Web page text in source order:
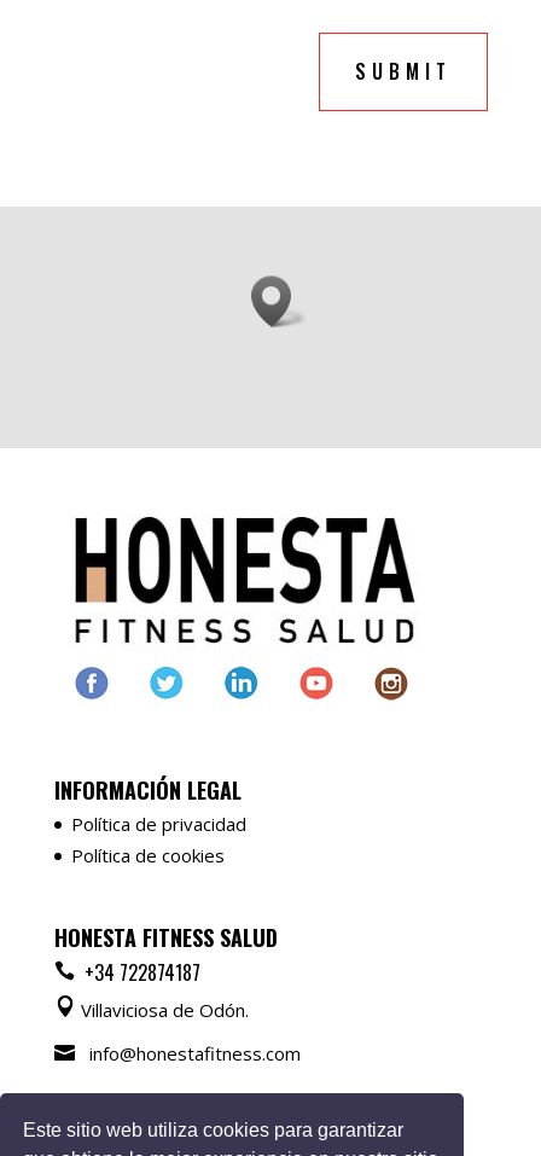
SUBMIT
INFORMACIÓN LEGAL
Política de privacidad
Política de cookies
HONESTA FITNESS SALUD
+34 722874187
Villaviciosa de Odón.
info@honestafitness.com
Los horarios los establecemos entre tú y yo.
Este sitio web utiliza cookies para garantizar